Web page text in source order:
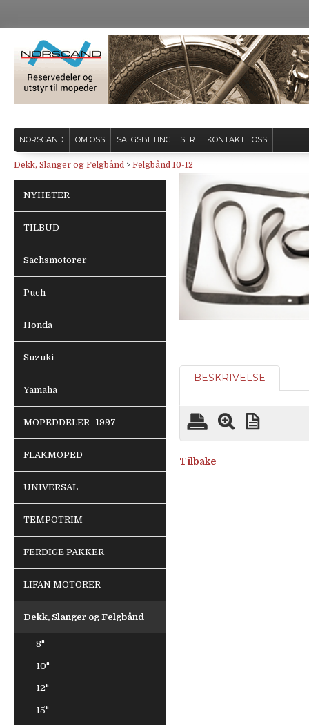
NORSCAND OM OSS SALGSBETINGELSER KONTAKTE OSS
Dekk, Slanger og Felgbånd > Felgbånd 10-12
NYHETER
TILBUD
Sachsmotorer
Puch
Honda
Suzuki
Yamaha
MOPEDDELER -1997
FLAKMOPED
UNIVERSAL
TEMPOTRIM
FERDIGE PAKKER
LIFAN MOTORER
Dekk, Slanger og Felgbånd
8"
10"
12"
15"
BESKRIVELSE
Tilbake